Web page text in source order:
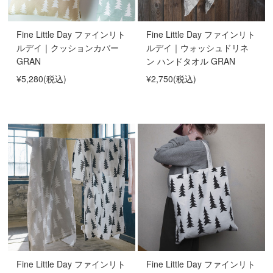
Fine Little Day ファインリト
ルデイ｜クッションカバー
GRAN
¥5,280(税込)
Fine Little Day ファインリト
ルデイ｜ウォッシュドリネ
ン ハンドタオル GRAN
¥2,750(税込)
Fine Little Day ファインリト
Fine Little Day ファインリト